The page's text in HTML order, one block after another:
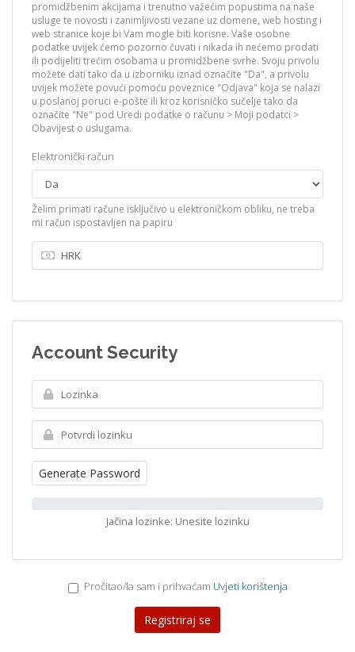
promidžbenim akcijama i trenutno važećim popustima na naše
usluge te novosti i zanimljivosti vezane uz domene, web hosting i
web stranice koje bi Vam mogle biti korisne. Vaše osobne
podatke uvijek ćemo pozorno čuvati i nikada ih nećemo prodati
ili podijeliti trećim osobama u promidžbene svrhe. Svoju privolu
možete dati tako da u izborniku iznad označite "Da", a privolu
uvijek možete povući pomoću poveznice "Odjava" koja se nalazi
u poslanoj poruci e-pošte ili kroz korisničko sučelje tako da
označite "Ne" pod Uredi podatke o računu > Moji podatci >
Obavijest o uslugama.
Elektronički račun
Želim primati račune isključivo u elektroničkom obliku, ne treba
mi račun ispostavljen na papiru
Account Security
Generate Password
Jačina lozinke: Unesite lozinku
Pročitao/la sam i prihvaćam Uvjeti korištenja